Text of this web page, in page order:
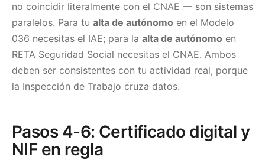
no coincidir literalmente con el CNAE — son sistemas
paralelos. Para tu alta de autónomo en el Modelo
036 necesitas el IAE; para la alta de autónomo en
RETA Seguridad Social necesitas el CNAE. Ambos
deben ser consistentes con tu actividad real, porque
la Inspección de Trabajo cruza datos.
Pasos 4-6: Certificado digital y
NIF en regla